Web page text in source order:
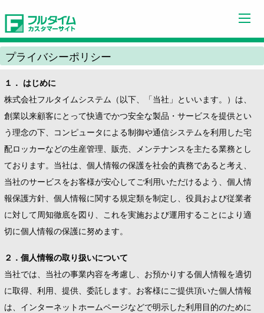
プライバシーポリシー
１． はじめに
株式会社フルタイムシステム（以下、「当社」といいます。）は、
創業以来顧客にとって快適でかつ安全な製品・サービスを提供とい
う理念の下、コンピュータによる制御や通信システムを利用した宅
配ロッカーなどの生産管理、販売、メンテナンスを主たる業務とし
ております。当社は、個人情報の保護を社会的責務であると考え、
当社のサービスをお客様が安心してご利用いただけるよう、個人情
報保護方針、個人情報に関する規定類を制定し、役員および従業者
に対して周知徹底を図り、これを実施および運用することにより適
切に個人情報の保護に努めます。
２．個人情報の取り扱いについて
当社では、当社の事業内容を考慮し、お預かりする個人情報を適切
に取得、利用、提供、委託します。お客様にご提供頂いた個人情報
は、インターネットホームページなどで明示した利用目的のために